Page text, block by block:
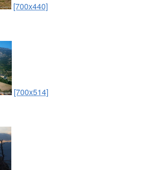
[700x440]
[700x514]